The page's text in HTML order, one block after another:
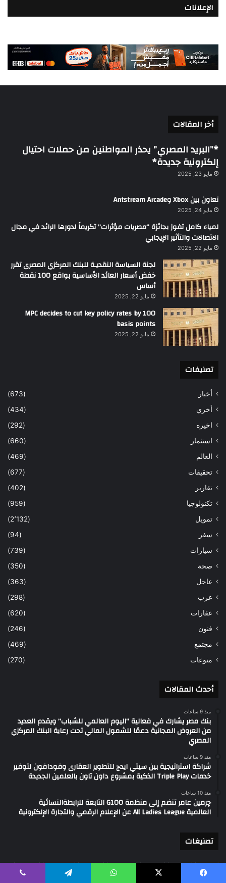
الإعلانات
أخر المقالات
*”البريد المصري” يحذر المواطنين من حملات احتيال
إلكترونية جديدة*
مايو 23, 2025
تعاون بين Xbox وAntstream Arcade
مايو 24, 2025
لمياء كامل تفوز بجائزة “مصريات مؤثرات” تكريماً لدورها الرائد في مجال
الاتصالات والتأثير الإيجابي
مايو 22, 2025
لجنة السياسة النقديـة للبنك المركزي المصرى تقرر
خفض أسعار العائد الأساسية بواقع 100 نقطة
أساس
مايو 22, 2025
MPC decides to cut key policy rates by 100
basis points
مايو 22, 2025
تصنيفات
أخبار
(673)
أخري
(434)
اخيره
(292)
استثمار
(660)
العالم
(469)
تحقيقات
(677)
تقارير
(402)
تكنولوجيا
(959)
تمويل
(2٬132)
سفر
(94)
سيارات
(739)
صحة
(350)
عاجل
(363)
عرب
(298)
عقارات
(620)
فنون
(246)
مجتمع
(469)
منوعات
(270)
أحدث المقالات
منذ 9 ساعات
بنك مصر يشارك في فعالية “اليوم العالمي للشباب” ويقدم العديد
من العروض المجانية دعمًا للشمول المالي تحت رعاية البنك المركزي
المصري
منذ 9 ساعات
شراكة استراتيجية بين سيتي ايدج للتطوير العقارى وفودافون لتوفير
خدمات Triple Play الذكية بمشروع داون تاون بالعلمين الجديدة
منذ 10 ساعات
چرمين عامر تنضم إلى منظمة G100 التابعة للرابطةالنسائية
العالمية All Ladies League عن الإعلام الرقمي والتجارة الإلكترونية
تصنيغات
أخبار اخيره استثمار تحقيقات تقارير